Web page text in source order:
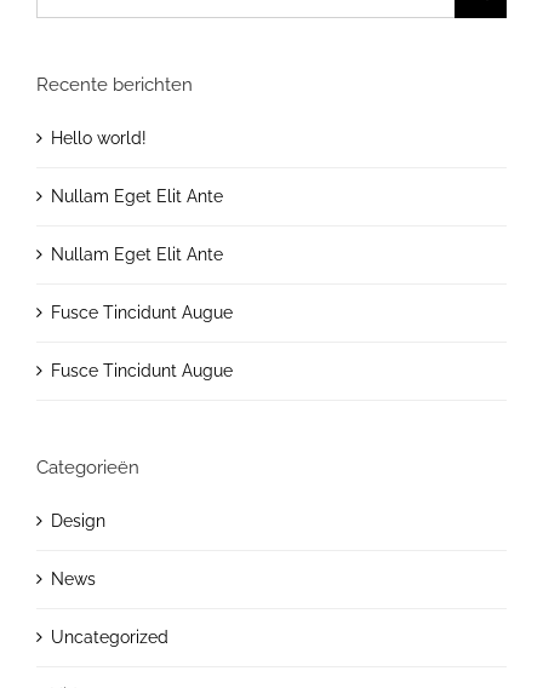
naar:
Recente berichten
Hello world!
Nullam Eget Elit Ante
Nullam Eget Elit Ante
Fusce Tincidunt Augue
Fusce Tincidunt Augue
Categorieën
Design
News
Uncategorized